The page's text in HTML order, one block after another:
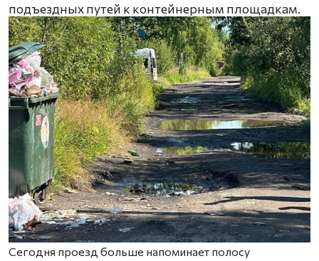
подъездных путей к контейнерным площадкам.
Сегодня проезд больше напоминает полосу